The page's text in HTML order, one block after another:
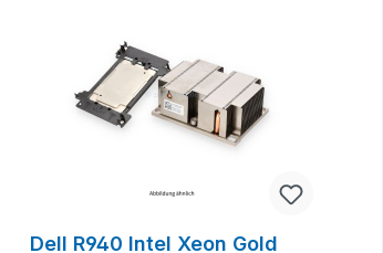
Dell R940 Intel Xeon Gold